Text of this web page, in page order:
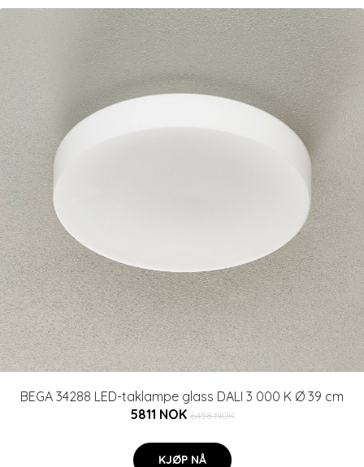
BEGA 34288 LED-taklampe glass DALI 3 000 K Ø 39 cm
5811 NOK 6458 NOK
KJØP NÅ